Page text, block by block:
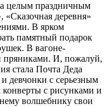
целым праздничным
деревня»
В ярком
памятный подарок
В вагоне-
пряниками. И, пожалуй,
стала Почта Деда
девчонки с серьезным
с рисунками и
волшебнику свои